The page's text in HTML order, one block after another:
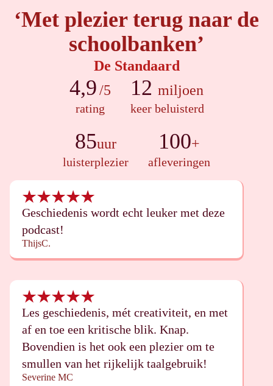
‘Met plezier terug naar de
schoolbanken’
De Standaard
4,9/5
rating
12 miljoen
keer beluisterd
85uur
luisterplezier
100+
afleveringen
Geschiedenis wordt echt leuker met deze
podcast!
ThijsC.
Les geschiedenis, mét creativiteit, en met
af en toe een kritische blik. Knap.
Bovendien is het ook een plezier om te
smullen van het rijkelijk taalgebruik!
Severine MC